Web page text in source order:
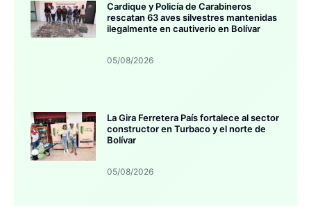
Cardique y Policía de Carabineros
rescatan 63 aves silvestres mantenidas
ilegalmente en cautiverio en Bolívar
05/08/2026
La Gira Ferretera País fortalece al sector
constructor en Turbaco y el norte de
Bolívar
05/08/2026